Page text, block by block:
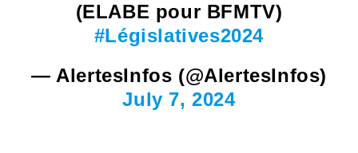
(ELABE pour BFMTV)
#Législatives2024
— AlertesInfos (@AlertesInfos)
July 7, 2024